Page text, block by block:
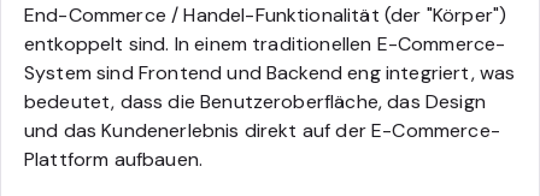
End-Commerce / Handel-Funktionalität (der "Körper")
entkoppelt sind. In einem traditionellen E-Commerce-
System sind Frontend und Backend eng integriert, was
bedeutet, dass die Benutzeroberfläche, das Design
und das Kundenerlebnis direkt auf der E-Commerce-
Plattform aufbauen.